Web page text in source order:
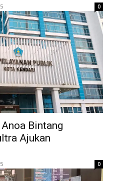
0
Bintang
Ajukan
0